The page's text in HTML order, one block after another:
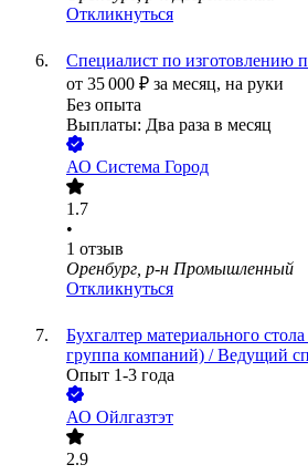
Откликнуться
Специалист по изготовлению
от 35 000 ₽ за месяц, на руки
Без опыта
Выплаты: Два раза в месяц
АО Система Город
1.7
•
1 отзыв
Оренбург, р-н Промышленный
Откликнуться
Бухгалтер материального
группа компаний) / Ведущий
Опыт 1-3 года
АО Ойлгазтэт
2.9